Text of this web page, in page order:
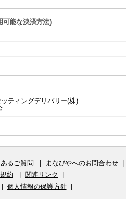
可能な決済方法)
ッティングデリバリー(株)
るご質問 まなびやへのお問合わせ|
約 関連リンク
個人情報の保護方針|